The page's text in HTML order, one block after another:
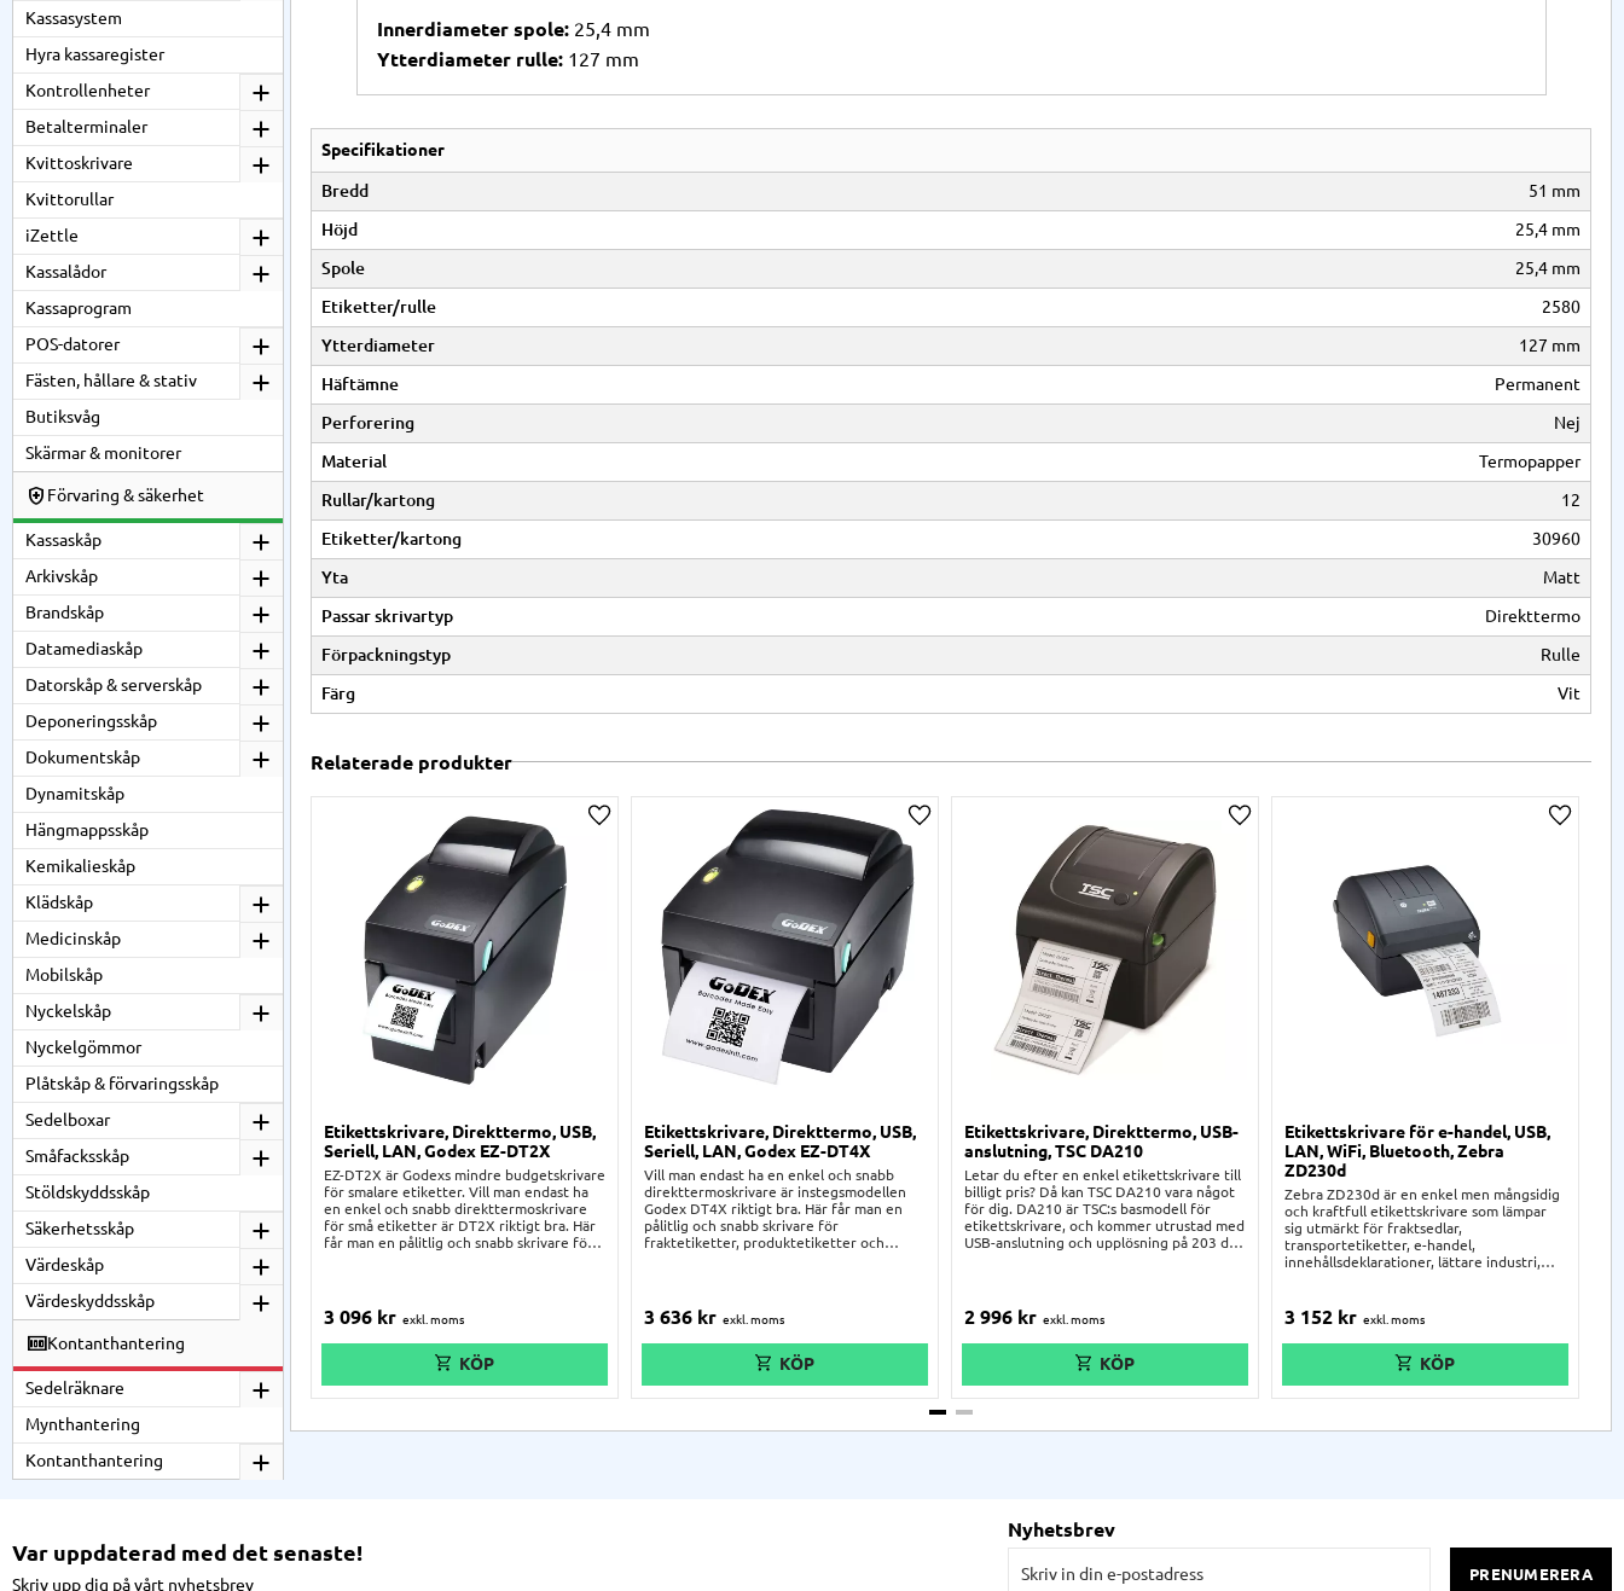
Innerdiameter spole:25,4 mm
Ytterdiameter rulle:127 mm
Specifikationer
Bredd
51 mm
Höjd
25,4 mm
Spole
25,4 mm
Etiketter/rulle
2580
Ytterdiameter
127 mm
Häftämne
Permanent
Perforering
Nej
Material
Termopapper
Rullar/kartong
12
Etiketter/kartong
30960
Yta
Matt
Passar skrivartyp
Direkttermo
Förpackningstyp
Rulle
Färg
Vit
Relaterade produkter
Etikettskrivare, Direkttermo, USB,
Seriell, LAN, Godex EZ-DT2X
EZ-DT2X är Godexs mindre budgetskrivare
för smalare etiketter. Vill man endast ha
en enkel och snabb direkttermoskrivare
för små etiketter är DT2X riktigt bra. Här
får man en pålitlig och snabb skrivare för
(USB, RS232 & LAN) säkerställer du att
skrivaren går att integrera med
existerande system.
3 096 kr
Lägg till i önskelista
Etikettskrivare, Direkttermo, USB,
Seriell, LAN, Godex EZ-DT4X
Vill man endast ha en enkel och snabb
direkttermoskrivare är instegsmodellen
Godex DT4X riktigt bra. Här får man en
pålitlig och snabb skrivare för
fraktetiketter, produktetiketter och
levereras med USB-anslutning
och nätverks-anslutning som standard.
Etikettprogram & provrulle medföljer.
3 636 kr
Lägg till i önskelista
Etikettskrivare, Direkttermo, USB-
anslutning, TSC DA210
Letar du efter en enkel etikettskrivare till
billigt pris? Då kan TSC DA210 vara något
för dig. DA210 är TSC:s basmodell för
etikettskrivare, och kommer utrustad med
USB-anslutning och upplösning på 203 dpi,
Här får du en prisvärd instegsskrivare som
räcker långt för det mindre företaget.
2 996 kr
Lägg till i önskelista
Etikettskrivare för e-handel, USB,
LAN, WiFi, Bluetooth, Zebra
ZD230d
Zebra ZD230d är en enkel men mångsidig
och kraftfull etikettskrivare som lämpar
sig utmärkt för fraktsedlar,
transportetiketter, e-handel,
innehållsdeklarationer, lättare industri,
av färgband, snabbt och pålitligt. Bra
instegsskrivare med möjlighet till WiFi.
3 152 kr
Lägg
Kassasystem
Hyra kassaregister
Kontrollenheter
Betalterminaler
Kvittoskrivare
Kvittorullar
iZettle
Kassalådor
Kassaprogram
POS-datorer
Fästen, hållare & stativ
Butiksvåg
Skärmar & monitorer
Förvaring & säkerhet
Kassaskåp
Arkivskåp
Brandskåp
Datamediaskåp
Datorskåp & serverskåp
Deponeringsskåp
Dokumentskåp
Dynamitskåp
Hängmappsskåp
Kemikalieskåp
Klädskåp
Medicinskåp
Mobilskåp
Nyckelskåp
Nyckelgömmor
Plåtskåp & förvaringsskåp
Sedelboxar
Småfacksskåp
Stöldskyddsskåp
Säkerhetsskåp
Värdeskåp
Värdeskyddsskåp
Kontanthantering
Sedelräknare
Mynthantering
Kontanthantering
Var uppdaterad med det senaste!
Skriv upp dig på vårt nyhetsbrev
Nyhetsbrev
PRENUMERERA